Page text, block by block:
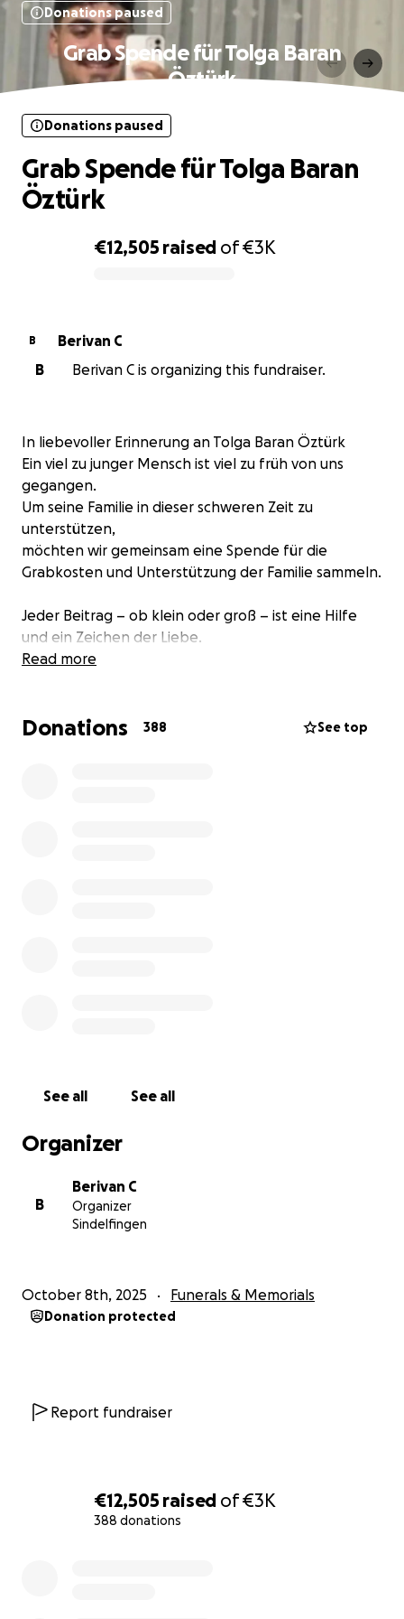
€12,505 raised of€3K
388 donations
Donations paused
Grab Spende für Tolga Baran
Öztürk
€12,505 raised of€3K
Donations paused
Grab Spende für Tolga Baran
Öztürk
B
Berivan C
B
Berivan C is organizing this fundraiser.
In liebevoller Erinnerung an Tolga Baran Öztürk ️
Ein viel zu junger Mensch ist viel zu früh von uns
gegangen.
Um seine Familie in dieser schweren Zeit zu
unterstützen,
möchten wir gemeinsam eine Spende für die
Grabkosten und Unterstützung der Familie sammeln.
Jeder Beitrag – ob klein oder groß – ist eine Hilfe
und ein Zeichen der Liebe.
Lasst uns zusammenstehen, um Tolgas Familie
Ruhe in Frieden, lieber Tolga.
Read more
Donations 388 See top
See all See all
Organizer
B
Berivan C
Organizer
Sindelfingen
October 8th, 2025 Funerals & Memorials
Donation protected
Report fundraiser